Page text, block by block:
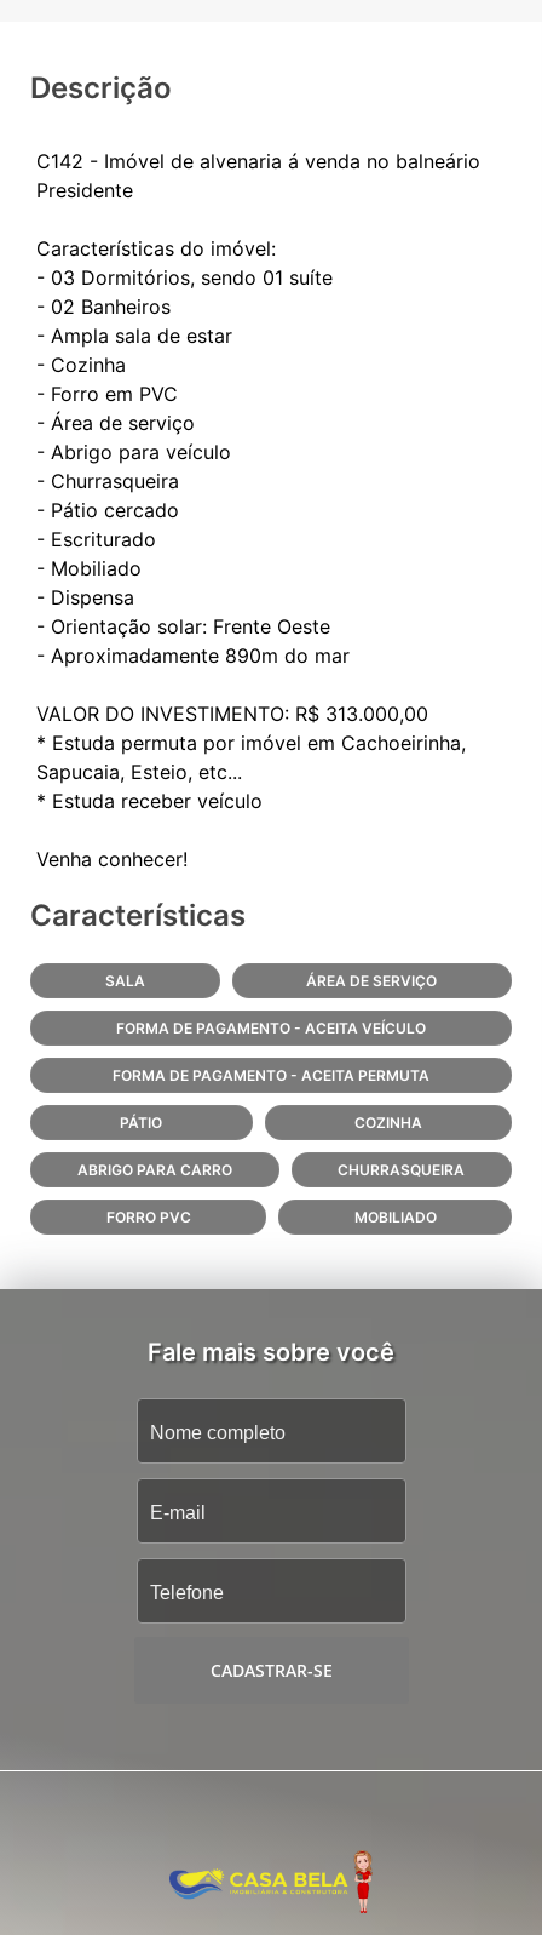
Descrição
C142 - Imóvel de alvenaria á venda no balneário
Presidente
Características do imóvel:
- 03 Dormitórios, sendo 01 suíte
- 02 Banheiros
- Ampla sala de estar
- Cozinha
- Forro em PVC
- Área de serviço
- Abrigo para veículo
- Churrasqueira
- Pátio cercado
- Escriturado
- Mobiliado
- Dispensa
- Orientação solar: Frente Oeste
- Aproximadamente 890m do mar
VALOR DO INVESTIMENTO: R$ 313.000,00
* Estuda permuta por imóvel em Cachoeirinha,
Sapucaia, Esteio, etc...
* Estuda receber veículo
Características
SALA ÁREA DE SERVIÇO
FORMA DE PAGAMENTO - ACEITA VEÍCULO
FORMA DE PAGAMENTO - ACEITA PERMUTA
PÁTIO COZINHA
ABRIGO PARA CARRO CHURRASQUEIRA
FORRO PVC MOBILIADO
Fale mais sobre você
CADASTRAR-SE